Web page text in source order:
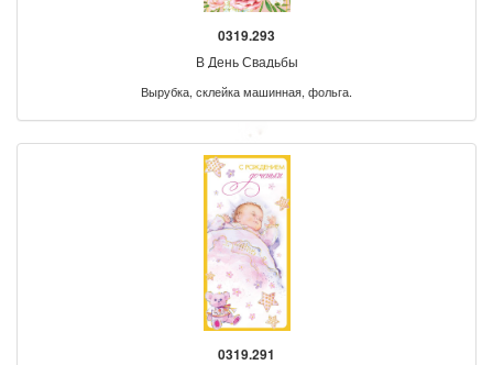
0319.293
В День Свадьбы
Вырубка, склейка машинная, фольга.
0319.291